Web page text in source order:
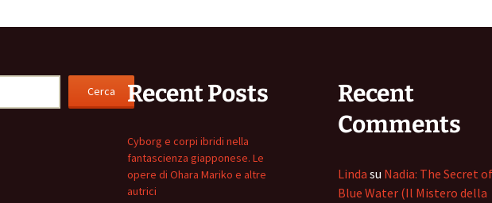
Cerca
Recent Posts
Cyborg e corpi ibridi nella
fantascienza giapponese. Le
opere di Ohara Mariko e altre
autrici
Recent
Comments
Linda su Nadia: The Secret of
Blue Water (Il Mistero della